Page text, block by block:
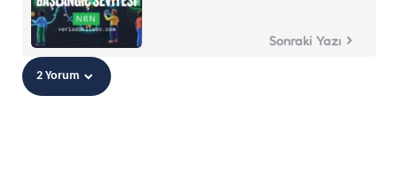
Sonraki Yazı
2 Yorum